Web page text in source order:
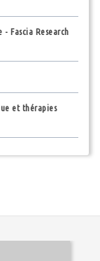
Fascia Research
et thérapies